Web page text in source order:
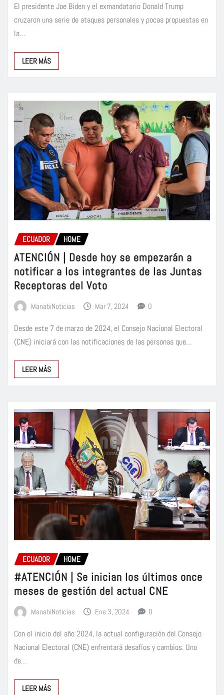
El presidente Joe Biden y el exmandatario Donald Trump
cruzaron una serie de ataques personales y pocas propuestas en
la…
LEER MÁS
ECUADOR HOME
ATENCIÓN | Desde hoy se empezarán a
notificar a los integrantes de las Juntas
Receptoras del Voto
ManabiNoticias Mar 7, 2024 0
Desde este 7 de marzo de 2024, el Consejo Nacional Electoral
(CNE) iniciará con las notificaciones de las personas que…
LEER MÁS
ECUADOR HOME
#ATENCIÓN | Se inician los últimos once
meses de gestión del actual CNE
ManabiNoticias Ene 3, 2024 0
Con el inicio del año 2024, la actual configuración del Consejo
Nacional Electoral (CNE) enfrentará desafíos y cambios. Uno
de…
LEER MÁS